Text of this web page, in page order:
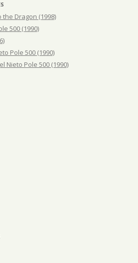
the Dragon (1998)
500 (1990)
Pole 500 (1990)
Nieto Pole 500 (1990)